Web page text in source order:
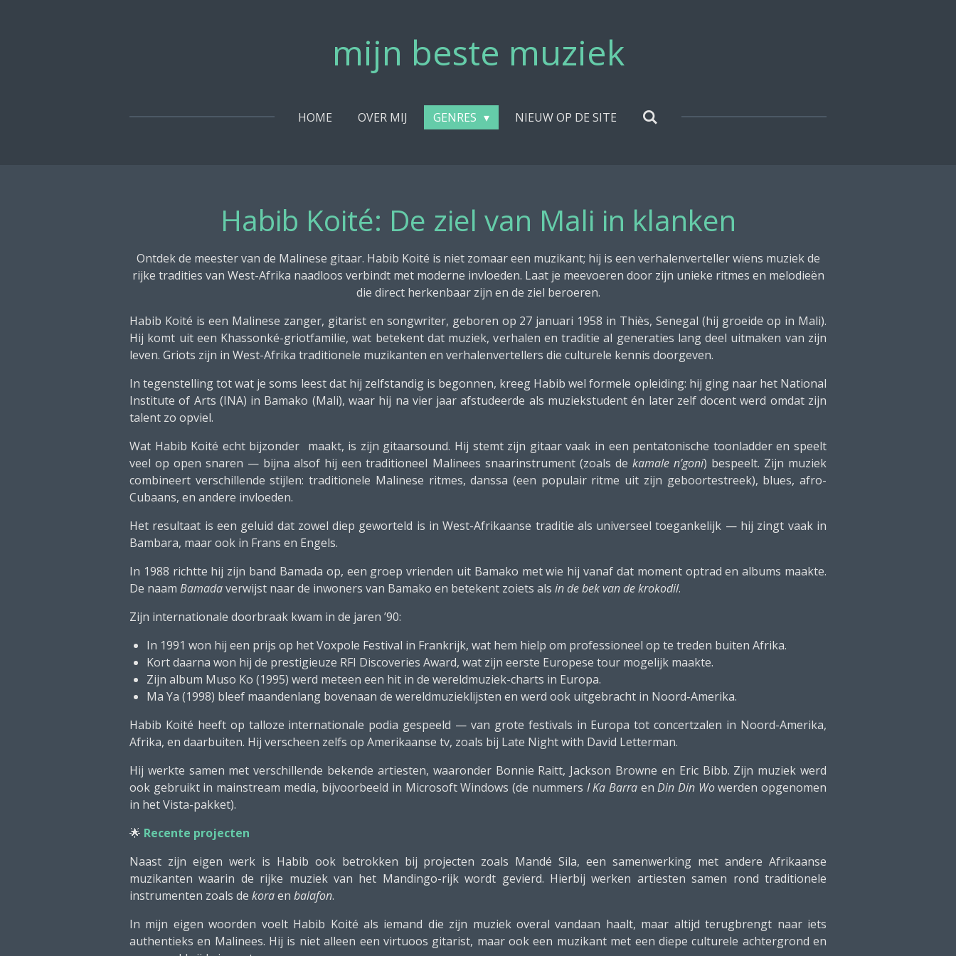
mijn beste muziek
HOME OVER MIJ GENRES NIEUW OP DE SITE
Habib Koité: De ziel van Mali in klanken
Ontdek de meester van de Malinese gitaar. Habib Koité is niet zomaar een muzikant; hij is een verhalenverteller wiens muziek de
rijke tradities van West-Afrika naadloos verbindt met moderne invloeden. Laat je meevoeren door zijn unieke ritmes en melodieën
die direct herkenbaar zijn en de ziel beroeren.
Habib Koité is een Malinese zanger, gitarist en songwriter, geboren op 27 januari 1958 in Thiès, Senegal (hij groeide op in Mali).
Hij komt uit een Khassonké-griotfamilie, wat betekent dat muziek, verhalen en traditie al generaties lang deel uitmaken van zijn
leven. Griots zijn in West-Afrika traditionele muzikanten en verhalenvertellers die culturele kennis doorgeven.
In tegenstelling tot wat je soms leest dat hij zelfstandig is begonnen, kreeg Habib wel formele opleiding: hij ging naar het National
Institute of Arts (INA) in Bamako (Mali), waar hij na vier jaar afstudeerde als muziekstudent én later zelf docent werd omdat zijn
talent zo opviel.
Wat Habib Koité echt bijzonder maakt, is zijn gitaarsound. Hij stemt zijn gitaar vaak in een pentatonische toonladder en speelt
veel op open snaren — bijna alsof hij een traditioneel Malinees snaarinstrument (zoals de kamale n’goni) bespeelt. Zijn muziek
combineert verschillende stijlen: traditionele Malinese ritmes, danssa (een populair ritme uit zijn geboortestreek), blues, afro-
Cubaans, en andere invloeden.
Het resultaat is een geluid dat zowel diep geworteld is in West-Afrikaanse traditie als universeel toegankelijk — hij zingt vaak in
Bambara, maar ook in Frans en Engels.
In 1988 richtte hij zijn band Bamada op, een groep vrienden uit Bamako met wie hij vanaf dat moment optrad en albums maakte.
De naam Bamadaverwijst naar de inwoners van Bamako en betekent zoiets als in de bek van de krokodil.
Zijn internationale doorbraak kwam in de jaren ’90:
In 1991 won hij een prijs op het Voxpole Festival in Frankrijk, wat hem hielp om professioneel op te treden buiten Afrika.
Kort daarna won hij de prestigieuze RFI Discoveries Award, wat zijn eerste Europese tour mogelijk maakte.
Zijn album Muso Ko (1995) werd meteen een hit in de wereldmuziek-charts in Europa.
Ma Ya (1998) bleef maandenlang bovenaan de wereldmuzieklijsten en werd ook uitgebracht in Noord-Amerika.
Habib Koité heeft op talloze internationale podia gespeeld — van grote festivals in Europa tot concertzalen in Noord-Amerika,
Afrika, en daarbuiten. Hij verscheen zelfs op Amerikaanse tv, zoals bij Late Night with David Letterman.
Hij werkte samen met verschillende bekende artiesten, waaronder Bonnie Raitt, Jackson Browne en Eric Bibb. Zijn muziek werd
ook gebruikt in mainstream media, bijvoorbeeld in Microsoft Windows (de nummers I Ka BarraenDin Din Wowerden opgenomen
in het Vista-pakket).
🌟 Recente projecten
Naast zijn eigen werk is Habib ook betrokken bij projecten zoals Mandé Sila, een samenwerking met andere Afrikaanse
muzikanten waarin de rijke muziek van het Mandingo-rijk wordt gevierd. Hierbij werken artiesten samen rond traditionele
instrumenten zoals de koraen balafon.
In mijn eigen woorden voelt Habib Koité als iemand die zijn muziek overal vandaan haalt, maar altijd terugbrengt naar iets
authentieks en Malinees. Hij is niet alleen een virtuoos gitarist, maar ook een muzikant met een diepe culturele achtergrond en